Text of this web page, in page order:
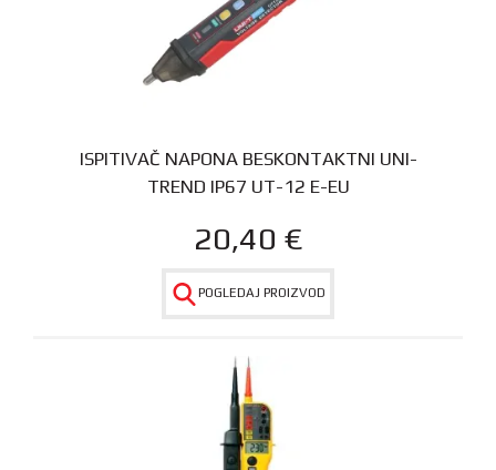
ISPITIVAČ NAPONA BESKONTAKTNI UNI-
TREND IP67 UT-12 E-EU
20,40 €
POGLEDAJ PROIZVOD